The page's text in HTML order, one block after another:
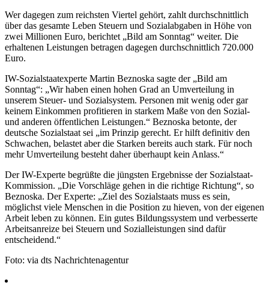
Wer dagegen zum reichsten Viertel gehört, zahlt durchschnittlich
über das gesamte Leben Steuern und Sozialabgaben in Höhe von
zwei Millionen Euro, berichtet „Bild am Sonntag“ weiter. Die
erhaltenen Leistungen betragen dagegen durchschnittlich 720.000
Euro.
IW-Sozialstaatexperte Martin Beznoska sagte der „Bild am
Sonntag“: „Wir haben einen hohen Grad an Umverteilung in
unserem Steuer- und Sozialsystem. Personen mit wenig oder gar
keinem Einkommen profitieren in starkem Maße von den Sozial-
und anderen öffentlichen Leistungen.“ Beznoska betonte, der
deutsche Sozialstaat sei „im Prinzip gerecht. Er hilft definitiv den
Schwachen, belastet aber die Starken bereits auch stark. Für noch
mehr Umverteilung besteht daher überhaupt kein Anlass.“
Der IW-Experte begrüßte die jüngsten Ergebnisse der Sozialstaat-
Kommission. „Die Vorschläge gehen in die richtige Richtung“, so
Beznoska. Der Experte: „Ziel des Sozialstaats muss es sein,
möglichst viele Menschen in die Position zu hieven, von der eigenen
Arbeit leben zu können. Ein gutes Bildungssystem und verbesserte
Arbeitsanreize bei Steuern und Sozialleistungen sind dafür
entscheidend.“
Foto: via dts Nachrichtenagentur